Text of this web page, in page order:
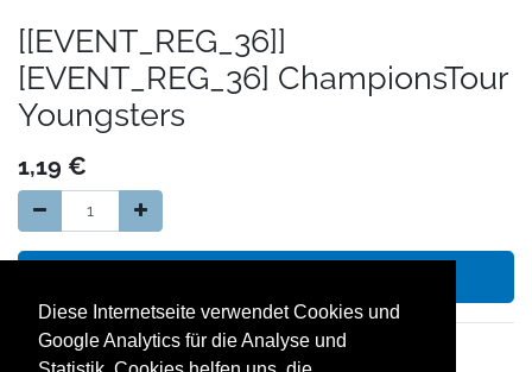
Diese Internetseite verwendet Cookies und
Google Analytics für die Analyse und
[[EVENT_REG_36]]
[EVENT_REG_36] ChampionsTour
Youngsters
1,19 €
14 Tage Geld zurück Garantie